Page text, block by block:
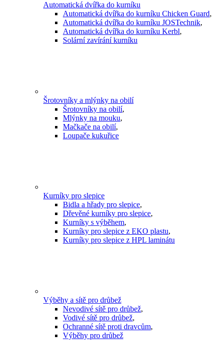
Automatická dvířka do kurníku
Automatická dvířka do kurníku Chicken Guard,
Automatická dvířka do kurníku JOSTechnik,
Automatická dvířka do kurníku Kerbl,
Solární zavírání kurníku
Šrotovníky a mlýnky na obilí
Šrotovníky na obilí,
Mlýnky na mouku,
Mačkače na obilí,
Loupače kukuřice
Kurníky pro slepice
Bidla a hřady pro slepice,
Dřevěné kurníky pro slepice,
Kurníky s výběhem,
Kurníky pro slepice z EKO plastu,
Kurníky pro slepice z HPL laminátu
Výběhy a sítě pro drůbež
Nevodivé sítě pro drůbež,
Vodivé sítě pro drůbež,
Ochranné sítě proti dravcům,
Výběhy pro drůbež